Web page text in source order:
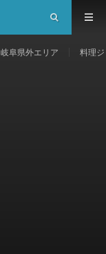
岐阜県外エリア 料理